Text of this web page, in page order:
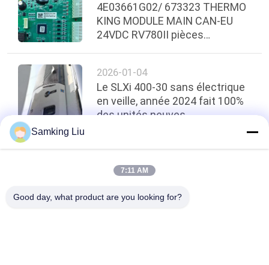
4E03661G02/ 673323 THERMO
KING MODULE MAIN CAN-EU
24VDC RV780II pièces
2026-01-04
Le SLXi 400-30 sans électrique
en veille, année 2024 fait 100%
des unités neuves
top
Samking Liu
7:11 AM
Good day, what product are you looking for?